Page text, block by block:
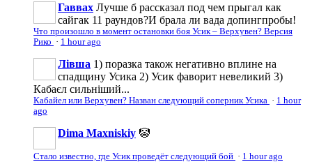
Гаввах Лучше б рассказал под чем прыгал как
сайгак 11 раундов?И брала ли вада допингпробы!
Что произошло в момент остановки боя Усик – Верхувен? Версия
Рико · 1 hour ago
Лівша 1) поразка також негативно вплине на
спадщину Усика 2) Усик фаворит невеликий 3)
Кабаєл сильніший...
Кабайел или Верхувен? Назван следующий соперник Усика · 1 hour
ago
Dima Maxniskiy 🤡
Стало известно, где Усик проведёт следующий бой · 1 hour ago